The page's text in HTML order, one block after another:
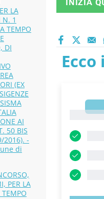
LA
N. 1
TEMPO
DI
(EX
AI
50 BIS
2016). -
di
PER LA
TEMPO
INIZIA